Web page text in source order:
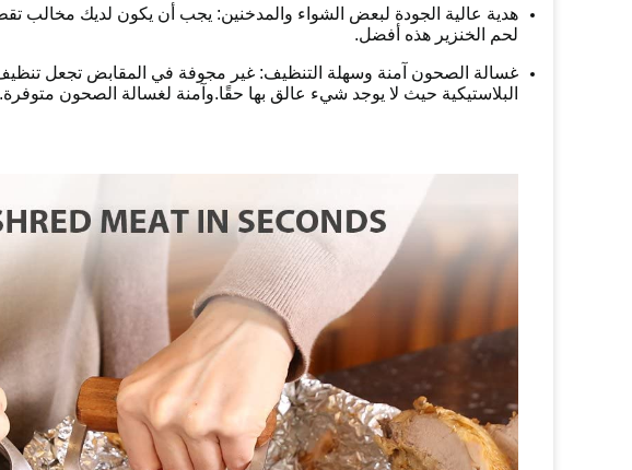
هدية عالية الجودة لبعض الشواء والمدخنين: يجب أن يكون لديك مخالب
لحم الخنزير هذه أفضل.
غسالة الصحون آمنة وسهلة التنظيف: غير مجوفة في المقابض تجعل
البلاستيكية حيث لا يوجد شيء عالق بها حقًا.وآمنة لغسالة الصحون متوفرة.